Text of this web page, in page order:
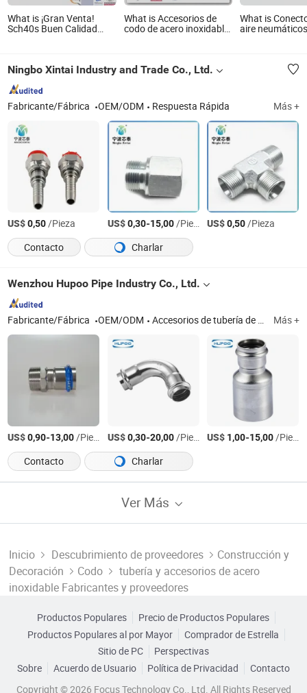
What is ¡Gran Venta!
Sch40s Buen Calidad
What is Accesorios de
codo de acero inoxidable
What is
aire
accesorios de
inoxidable,
aire rápida,
neumáticos
Ningbo Xintai Industry and Trade Co., Ltd.
Fabricante/Fábrica OEM/ODM Respuesta Rápida Más +
US$0,50/Pieza US$0,30-15,00/Pieza US$0,50/Pieza
Contacto
Charlar
Wenzhou Hupoo Pipe Industry Co., Ltd.
Fabricante/Fábrica OEM/ODM Accesorios de tubería de acero inoxidable Más +
US$0,90-13,00/Pieza US$0,30-20,00/Pieza US$ 1,00-15,00/Pieza
Contacto
Charlar
Ver Más
Inicio Descubrimiento de proveedores
Construcción y
Decoración
Codo
tubería y accesorios de acero
inoxidable Fabricantes y proveedores
Productos Populares
Precio de Productos Populares
Productos Populares al por Mayor
Comprador de Estrella
Sitio de PC
Perspectivas
Sobre
Acuerdo de Usuario Política de Privacidad
Contacto
Copyright © 2026 Focus Technology Co., Ltd. All Rights Reserved